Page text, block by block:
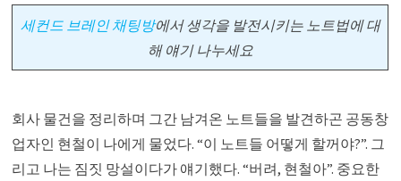
세컨드 브레인 채팅방에서생각을 발전시키는 노트법에 대
해 얘기 나누세요
회사 물건을 정리하며 그간 남겨온 노트들을 발견하곤 공동창
업자인 현철이 나에게 물었다. “이 노트들 어떻게 할꺼야?”. 그
리고 나는 짐짓 망설이다가 얘기했다. “버려, 현철아”. 중요한